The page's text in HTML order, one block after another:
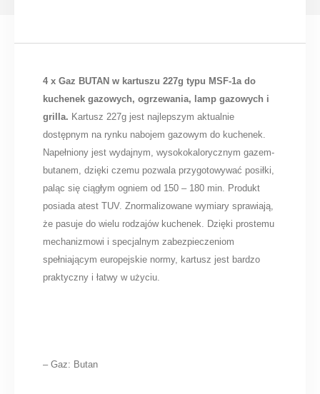
4 x Gaz BUTAN w kartuszu 227g typu MSF-1a do
kuchenek gazowych, ogrzewania, lamp gazowych i
grilla. Kartusz 227g jest najlepszym aktualnie
dostępnym na rynku nabojem gazowym do kuchenek.
Napełniony jest wydajnym, wysokokalorycznym gazem-
butanem, dzięki czemu pozwala przygotowywać posiłki,
paląc się ciągłym ogniem od 150 – 180 min. Produkt
posiada atest TUV. Znormalizowane wymiary sprawiają,
że pasuje do wielu rodzajów kuchenek. Dzięki prostemu
mechanizmowi i specjalnym zabezpieczeniom
spełniającym europejskie normy, kartusz jest bardzo
praktyczny i łatwy w użyciu.
– Gaz: Butan